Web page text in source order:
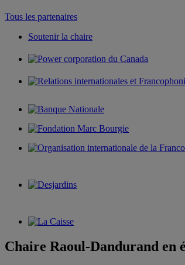
Tous les partenaires
Soutenir la chaire
Chaire Raoul-Dandurand en